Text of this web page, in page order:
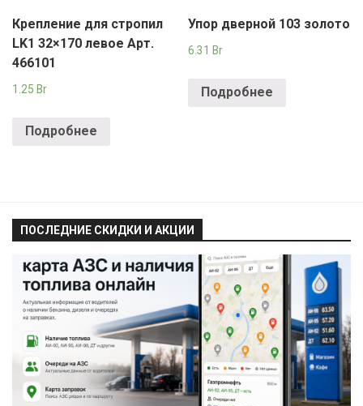
Крепление для стропил
LK1 32×170 левое Арт.
466101
1.25 Br
Подробнее
Упор дверной 103 золото
6.31 Br
Подробнее
ПОСЛЕДНИЕ СКИДКИ И АКЦИИ